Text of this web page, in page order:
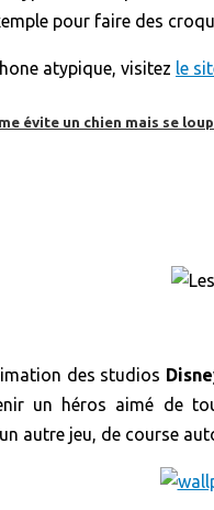
évite un chien mais se
pour faire des
atypique, visitez le
des studios
un héros aimé de
autre jeu, de course